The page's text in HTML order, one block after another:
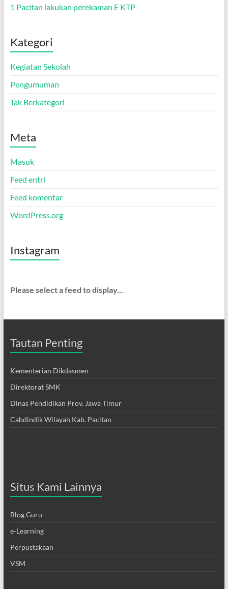
1 Pacitan lakukan perekaman E KTP
Kategori
Kegiatan Sekolah
Pengumuman
Tak Berkategori
Meta
Masuk
Feed entri
Feed komentar
WordPress.org
Instagram
Please select a feed to display...
Tautan Penting
Kementerian Dikdasmen
Direktorat SMK
Dinas Pendidikan Prov. Jawa Timur
Cabdindik Wilayah Kab. Pacitan
Situs Kami Lainnya
Blog Guru
e-Learning
Perpustakaan
VSM